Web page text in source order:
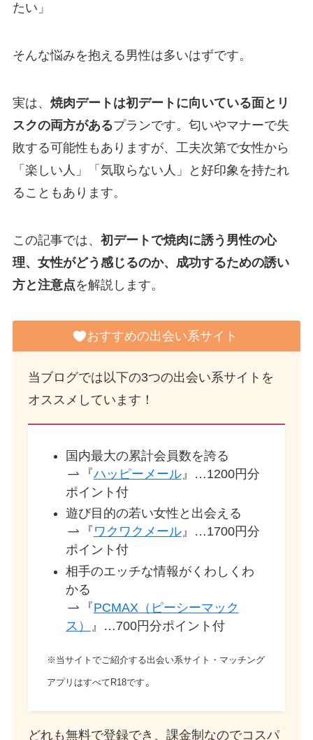
たい」
そんな悩みを抱える男性は多いはずです。
実は、 焼肉デートは初デートに向いている面とリ
スクの両方があるプランです。匂いやマナーで失
敗する可能性もありますが、工夫次第で女性から
「楽しい人」「気取らない人」と好印象を持たれ
ることもあります。
この記事では、 初デートで焼肉に誘う男性の心
理、女性がどう感じるのか、成功するための誘い
方と注意点を解説します。
おすすめの出会い系サイト
当ブログでは以下の3つの出会い系サイトを
オススメしています！
国内最大の累計会員数を誇る
『ハッピーメール』…1200円分
ポイント付
遊び目的の若い女性と出会える
『 ワクワクメール』…1700円分
ポイント付
相手のエッチな情報がくわしくわ
かる
『PCMAX（ピーシーマック
ス）
』…700円分ポイント付
※当サイトでご紹介する出会い系サイト・マッチング
アプリはすべてR18です 。
どれも無料で登録でき、課金制なのでコスパ